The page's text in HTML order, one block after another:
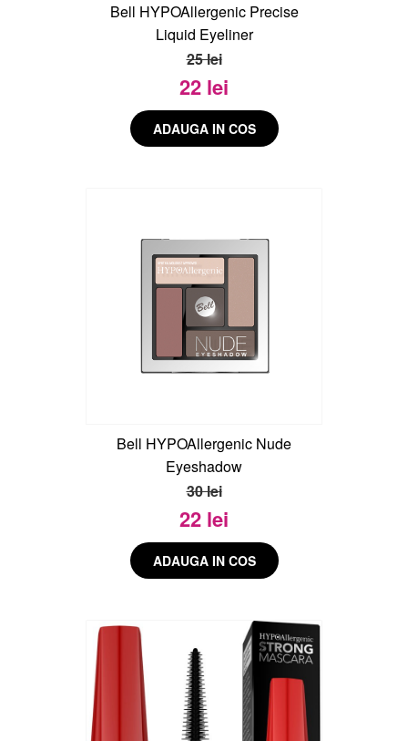
Bell HYPOAllergenic Precise
Liquid Eyeliner
25 lei
22 lei
Bell HYPOAllergenic Nude
Eyeshadow
30 lei
22 lei